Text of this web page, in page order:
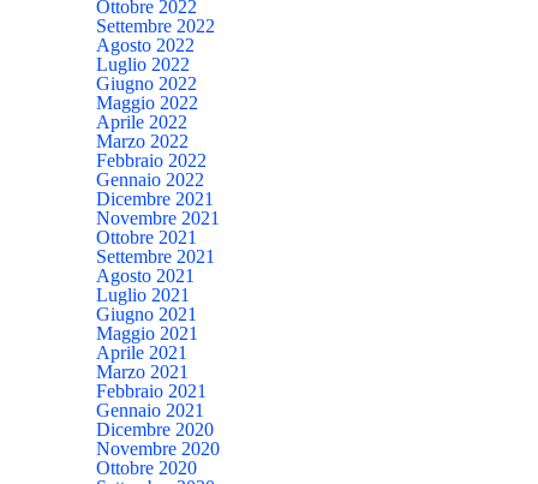
Ottobre 2022
Settembre 2022
Agosto 2022
Luglio 2022
Giugno 2022
Maggio 2022
Aprile 2022
Marzo 2022
Febbraio 2022
Gennaio 2022
Dicembre 2021
Novembre 2021
Ottobre 2021
Settembre 2021
Agosto 2021
Luglio 2021
Giugno 2021
Maggio 2021
Aprile 2021
Marzo 2021
Febbraio 2021
Gennaio 2021
Dicembre 2020
Novembre 2020
Ottobre 2020